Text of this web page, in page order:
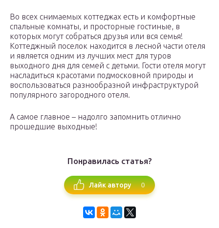
Во всех снимаемых коттеджах есть и комфортные
спальные комнаты, и просторные гостиные, в
которых могут собраться друзья или вся семья!
Коттеджный поселок находится в лесной части отеля
и является одним из лучших мест для туров
выходного дня для семей с детьми. Гости отеля могут
насладиться красотами подмосковной природы и
воспользоваться разнообразной инфраструктурой
популярного загородного отеля.
А самое главное – надолго запомнить отлично
прошедшие выходные!
Понравилась статья?
Лайк автору 0